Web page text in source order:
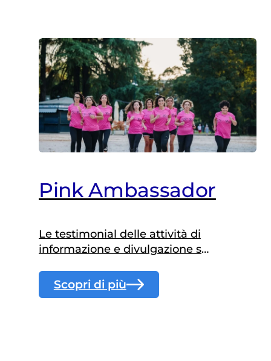
Pink Ambassador
Le testimonial delle attività di
informazione e divulgazione sul
femminile.
Scopri di più